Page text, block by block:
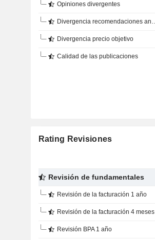
Opiniones divergentes
Divergencia recomendaciones analistas
Divergencia precio objetivo
Calidad de las publicaciones
Rating Revisiones
Revisión de fundamentales
Revisión de la facturación 1 año
Revisión de la facturación 4 meses
Revisión BPA 1 año